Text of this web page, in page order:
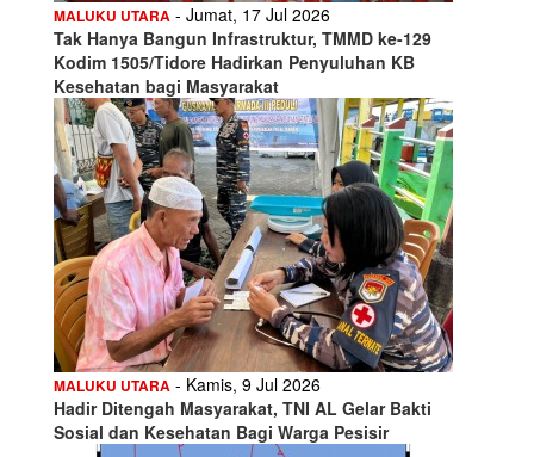
MALUKU UTARA - Jumat, 17 Jul 2026
Tak Hanya Bangun Infrastruktur, TMMD ke-129
Kodim 1505/Tidore Hadirkan Penyuluhan KB
Kesehatan bagi Masyarakat
MALUKU UTARA - Kamis, 9 Jul 2026
Hadir Ditengah Masyarakat, TNI AL Gelar Bakti
Sosial dan Kesehatan Bagi Warga Pesisir